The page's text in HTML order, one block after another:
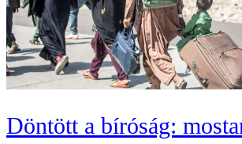
Döntött a bíróság: